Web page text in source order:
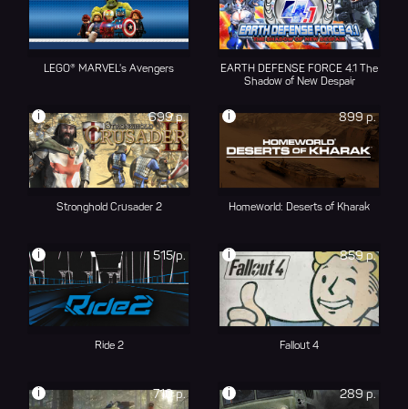
LEGO® MARVEL's Avengers
EARTH DEFENSE FORCE 4.1 The
Shadow of New Despair
699 р.
i
Stronghold Crusader 2
899 р.
i
Homeworld: Deserts of Kharak
515 р.
i
Ride 2
859 р.
i
Fallout 4
710 р.
i 289 р.
i